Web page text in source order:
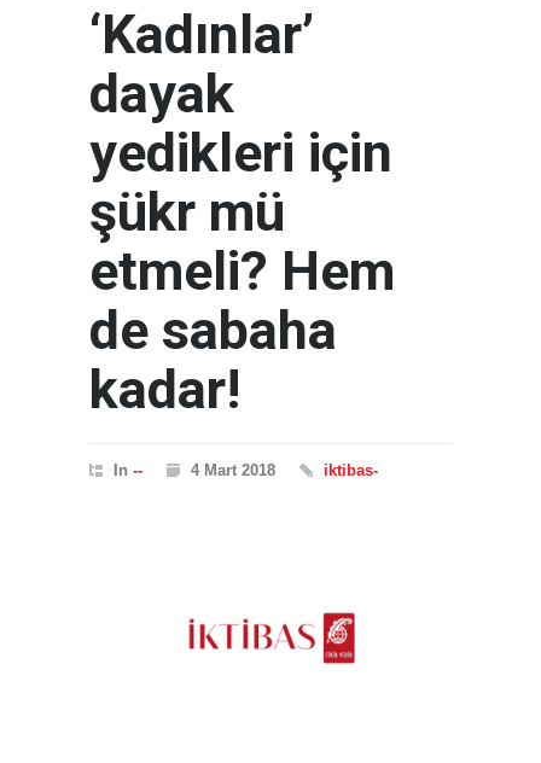
‘Kadınlar’
dayak
yedikleri için
şükr mü
etmeli? Hem
de sabaha
kadar!
In -- 4 Mart 2018 iktibas-